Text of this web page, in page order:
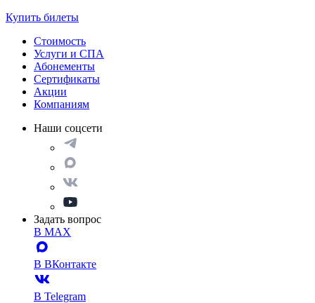
Купить билеты
Стоимость
Услуги и СПА
Абонементы
Сертификаты
Акции
Компаниям
Наши соцсети
Задать вопрос
В MAX
В ВКонтакте
В Telegram